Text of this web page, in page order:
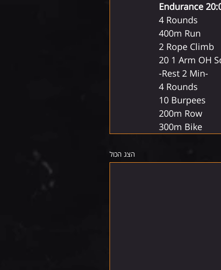
Endurance
4 Rounds
400m Run
2 Rope Climb
20 1 Arm OH
-Rest 2 Min-
4 Rounds
10 Burpees
200m Row
300m Bike
הצג הכול